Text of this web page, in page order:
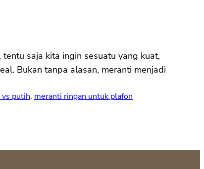
saja kita ingin sesuatu yang kuat,
Bukan tanpa alasan, meranti menjadi
putih, meranti ringan untuk plafon